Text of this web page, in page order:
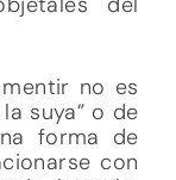
no es
suya” o de
forma de
con